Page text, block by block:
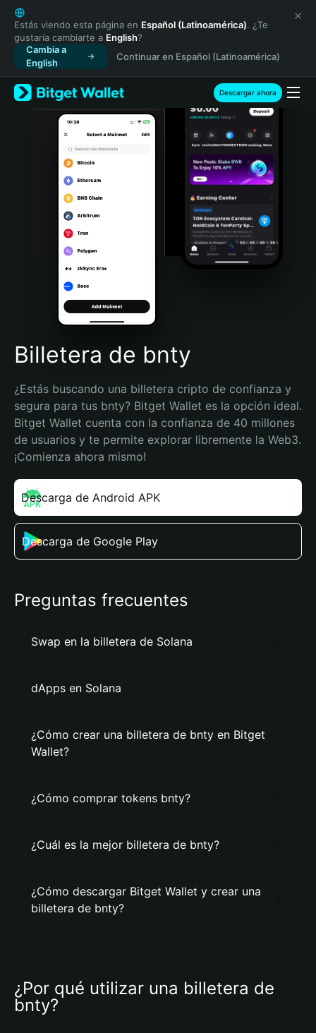
English
日本語
Tiếng Việt
Русский
Español (Latinoamérica)
Türkçe
Italiano
Português (Portugal)
Bahasa Indonesia
Português (Brasil)
Español (Argentina)
Estás viendo esta página en Español (Latinoamérica). ¿Te
gustaría cambiarte a English?
Cambia a
English
Continuar en Español (Latinoamérica)
Descargar ahora
Billetera de bnty
¿Estás buscando una billetera cripto de confianza y
segura para tus bnty? Bitget Wallet es la opción ideal.
Bitget Wallet cuenta con la confianza de 40 millones
de usuarios y te permite explorar libremente la Web3.
¡Comienza ahora mismo!
Descarga de Android APK
Descarga de Google Play
Preguntas frecuentes
Swap en la billetera de Solana
dApps en Solana
¿Cómo crear una billetera de bnty en Bitget
Wallet?
¿Cómo comprar tokens bnty?
¿Cuál es la mejor billetera de bnty?
¿Cómo descargar Bitget Wallet y crear una
billetera de bnty?
¿Por qué utilizar una billetera de
bnty?